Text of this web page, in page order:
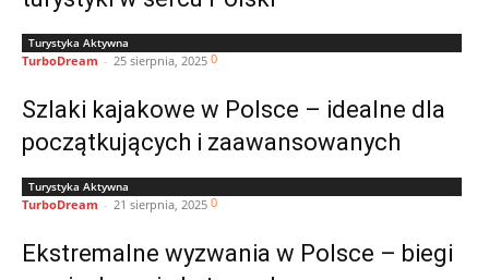
Turystyka Aktywna
TurboDream - 25 sierpnia, 2025 0
Szlaki kajakowe w Polsce – idealne dla
początkujących i zaawansowanych
Turystyka Aktywna
TurboDream - 21 sierpnia, 2025 0
Ekstremalne wyzwania w Polsce – biegi